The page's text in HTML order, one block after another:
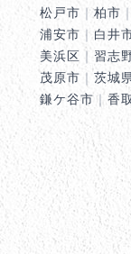
松戸市 ｜柏市 ｜
浦安市 ｜ 白井
美浜区 ｜ 習志
茂原市 ｜ 茨城
鎌ケ谷市 ｜ 香